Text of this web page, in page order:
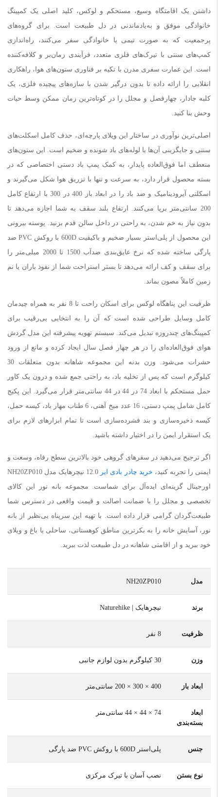
داشتن یک اقامتگاه وسیع، مستحکم و لوکس، کلید اصلی یک کمپینگ
خانوادگی موفق و به‌یادماندنی در دل طبیعت است. برای گروه‌های
پرجمعیت که به صورت تیمی یا خانوادگی سفر می‌کنند، راه‌اندازی
کمپ‌های سنتی با تیرک‌های فلزی متعدد، فرآیندی زمان‌بر و کلافه‌کننده
است. این عمارت سفری مدرن با تکیه بر فناوری ستون‌های هوا، راهکاری
انقلابی را ارائه داده تا بدون درگیر شدن با سازه‌های پیچیده فلزی، یک
کلبه جادار، چهارفصل و مجلل را در کوتاه‌ترین زمان ممکن وسط حیات
وحش بنا کنید.
اصلی‌ترین نوآوری در ساختار این ویلای پارچه‌ای، حذف کامل اسکلت‌های
سنتی و جایگزینی آن‌ها با لوله‌های باد شونده و ضخیم است. این ستون‌های
منعطف اما فوق‌العاده پایدار، به کمک پمپ باد دستی اختصاصی که در
بسته محصول قرار دارد، به سرعت و تنها با تزریق هوا شکل می‌گیرند و
اسکلتی آیرودینامیک و ضد باد را در ابعاد باز 400 در 300 با ارتفاع کامل
200 سانتی‌متر برپا می‌کنند. ارتفاع بلند سقف به شما اجازه می‌دهد تا
بدون نیاز به خم شدن، به راحتی در داخل سالن قدم بزنید. پوسته بیرونی
این محصول از پلی‌استر بسیار ضخیم و باکیفیت 600D با روکش PVC ضد
پارگی ساخته شده که نرخ عایق‌بندی ضدآب 1500 تا 2000 میلی‌متر را
برای سقف و کف ارائه می‌دهد تا بستر استراحت شما از نفوذ باران یا نم
زمین کاملاً مصون بماند.
ظرفیت این پناهگاه لوکس برای اسکان راحت تا 8 نفر به همراه چیدمان
کامل وسایل طراحی شده است که آن را به انتخابی بی‌رقیب برای
کمپینگ‌های چندروزه تبدیل می‌کند. سیستم تهویه پیشرفته این مدل گردش
هوای فوق‌العاده‌ای را در هر چهار فصل سال ایجاد کرده و مانع از ورود
حشرات می‌شود. وزن بدنه این مجموعه شاهانه بدون متعلقات 30
کیلوگرم است که پس از تخلیه باد، به راحتی جمع شده و درون یک کاور
حمل مستحکم با ابعاد 74 در 44 در 44 سانتی‌متر قرار می‌گیرد. این پکیج
کامل شامل پمپ دستی، 16 عدد میخ آهنی، 6 طناب مهار باد، کیسه حمل،
کیسه ذخیره‌سازی و بند فشرده‌سازی است تا تمام ابزارهای لازم برای
یک استقرار ایمن را در اختیار داشته باشید.
اگر ترجیح می‌دهید در سفرهای گروهی خود بالاترین سطح رفاه، وسعت و
ایمنی را تجربه کنید، خرید چادر بادی ایر
12.0 نیچرهایک مدل NH20ZP010
اورجینال گزینه‌ای ایده‌آل برای شماست. مجموعه بانه نور این کالای
تخصصی و مجلل را با ضمانت اصالت و قیمت واقعی در دسترس شما
طبیعت‌گردان گرامی قرار داده است. با تهیه این سرپناه بی‌نظیر از بانه
نور، آسایش خانه را به بکرترین مناطق کوهستانی، ساحلی یا باغ و ویلای
خود ببرید و از اقامتی شاهانه در دل طبیعت لذت ببرید.
مدل NH20ZP010
برند نیچرهایک | Naturehike
ظرفیت 8 نفر
وزن 30 کیلوگرم بدون لوازم جانبی
ابعاد باز 400 × 300 × 200 سانتی‌متر
ابعاد
بسته‌بندی
74 × 44 × 44 سانتی‌متر
جنس پلی‌استر 600D با روکش PVC ضد پارگی
نوع بستن نصب آسان با تیرک مرکزی